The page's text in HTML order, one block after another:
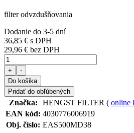
filter odvzdušňovania
Dodanie do 3-5 dní
36,85 € s DPH
29,96 € bez DPH
+
-
Do košika
Pridať do obľúbených
Značka: HENGST FILTER ( online
EAN kód: 4030776006919
Obj. číslo: EAS500MD38